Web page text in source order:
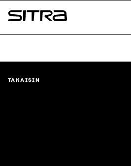
Skip to
content
Sitra
TAKAISIN